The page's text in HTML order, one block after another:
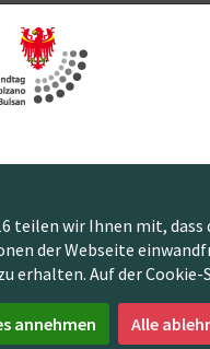
teilen wir Ihnen mit,
der Webseite
erhalten. Auf der Cookie-
annehmen Alle